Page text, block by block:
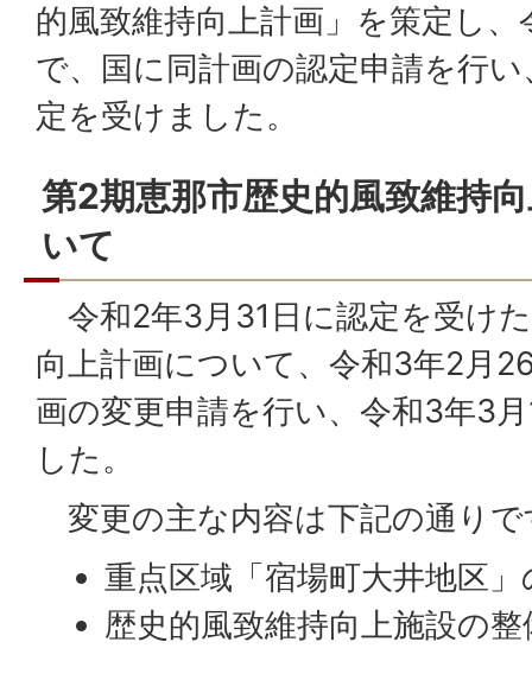
的風致維持向上計画」を策定し
で、国に同計画の認定申請を行
定を受けました。
第2期恵那市歴史的風致維持
いて
令和2年3月31日に認定を受け
向上計画について、令和3年2月
画の変更申請を行い、令和3年3
した。
変更の主な内容は下記の通りで
重点区域「宿場町大井地区
歴史的風致維持向上施設の